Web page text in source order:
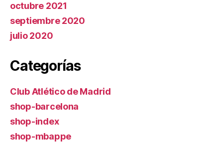
octubre 2021
septiembre 2020
julio 2020
Categorías
Club Atlético de Madrid
shop-barcelona
shop-index
shop-mbappe